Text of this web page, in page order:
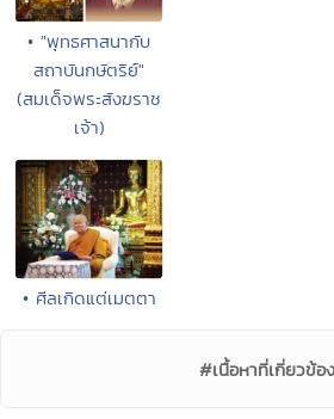
• "พุทธศาสนากับ
สถาบันกษัตริย์"
(สมเด็จพระสังฆราช
เจ้า)
• ศีลเกิดแต่เมตตา
#เนื้อหาที่เกี่ยวข้อง